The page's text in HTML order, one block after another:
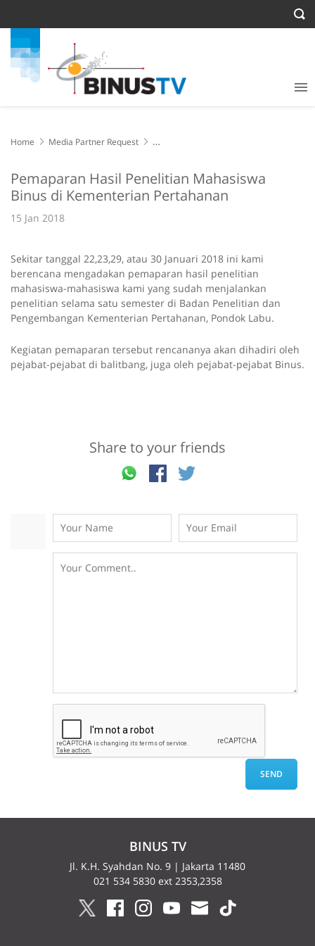
Home
Media Partner Request
Pemaparan Hasil Penelitian Mahasiswa
Binus di Kementerian Pertahanan
15 Jan 2018
Sekitar tanggal 22,23,29, atau 30 Januari 2018 ini kami
berencana mengadakan pemaparan hasil penelitian
mahasiswa-mahasiswa kami yang sudah menjalankan
penelitian selama satu semester di Badan Penelitian dan
Pengembangan Kementerian Pertahanan, Pondok Labu.
Kegiatan pemaparan tersebut rencananya akan dihadiri oleh
pejabat-pejabat di balitbang, juga oleh pejabat-pejabat Binus.
Share to your friends
BINUS TV
Jl. K.H. Syahdan No. 9 | Jakarta 11480
021 534 5830 ext 2353,2358